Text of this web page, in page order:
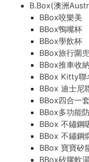
B.Box(澳洲
BBox咬樂美
BBox鴨嘴杯
BBox學飲杯
BBox旅行圍
BBox推車收
BBox Kitty聯
BBox 迪士尼
BBox四合一
BBox多功能
BBox 不鏽鋼
BBox 不鏽鋼
BBox 寶寶矽
BBox矽膠軟